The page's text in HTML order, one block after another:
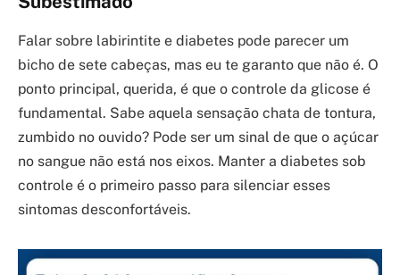
Falar sobre labirintite e diabetes pode parecer um
bicho de sete cabeças, mas eu te garanto que não é. O
ponto principal, querida, é que o controle da glicose é
fundamental. Sabe aquela sensação chata de tontura,
zumbido no ouvido? Pode ser um sinal de que o açúcar
no sangue não está nos eixos. Manter a diabetes sob
controle é o primeiro passo para silenciar esses
sintomas desconfortáveis.